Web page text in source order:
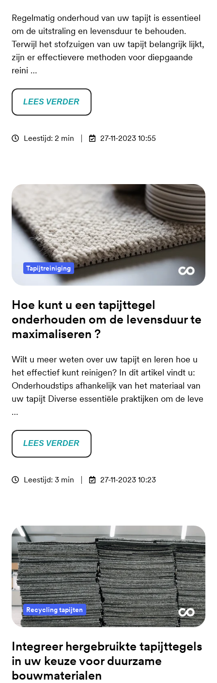
Regelmatig onderhoud van uw tapijt is essentieel
om de uitstraling en levensduur te behouden.
Terwijl het stofzuigen van uw tapijt belangrijk lijkt,
zijn er effectievere methoden voor diepgaande
reini …
LEES VERDER
Leestijd: 2 min 27-11-2023 10:55
Hoe kunt u een tapijttegel
onderhouden om de levensduur te
maximaliseren ?
Wilt u meer weten over uw tapijt en leren hoe u
het effectief kunt reinigen? In dit artikel vindt u:
Onderhoudstips afhankelijk van het materiaal van
uw tapijt Diverse essentiële praktijken om de leve
…
LEES VERDER
Leestijd: 3 min 27-11-2023 10:23
Tapijtreiniging
Integreer hergebruikte tapijttegels
in uw keuze voor duurzame
bouwmaterialen
Recycling tapijten